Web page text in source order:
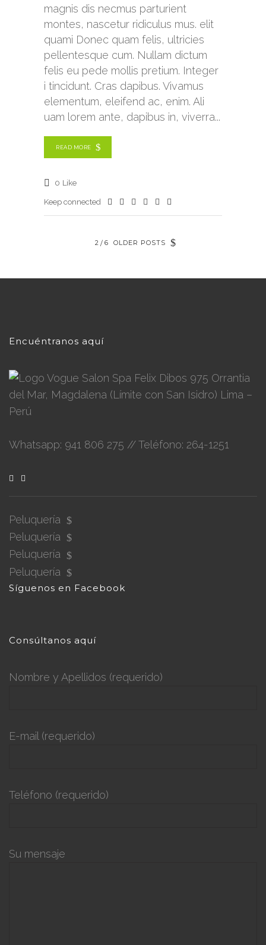
magnis dis necmus parturient
montes, nascetur ridiculus mus. elit
quami Donec quam felis, ultricies
pellentesque cum. Nullam dictum
felis eu pede mollis pretium. Integer
i tincidunt. Cras dapibus. Vivamus
elementum, eleifend ac, enim. Ali
uam lorem ante, dapibus in, viverra
READ MORE
0 Like
Keep connected
2 6 OLDER POSTS
Encuéntranos aquí
Felix Dibos 975 Orrantia
del Mar, Magdalena (Límite con San Isidro) Lima –
Perú
Whatsapp: 941 806 275 // Teléfono: 264-1251
Peluquería
Peluquería
Peluquería
Peluquería
Síguenos en Facebook
Consúltanos aquí
Nombre y Apellidos (requerido)
E-mail (requerido)
Teléfono (requerido)
Su mensaje